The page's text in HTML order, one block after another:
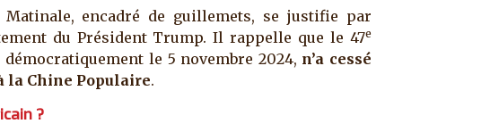
encadré de guillemets, se justifie par
du Président Trump. Il rappelle que le 47e
le 5 novembre 2024, n’a cessé
la Chine Populaire.
?